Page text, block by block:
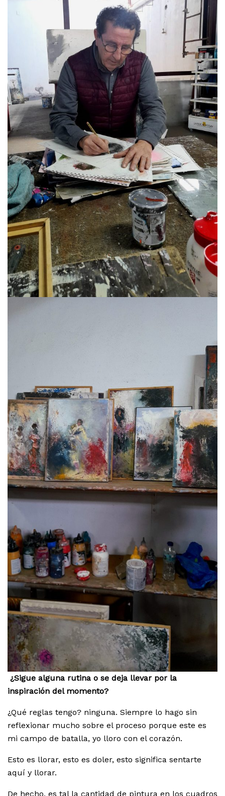
¿Sigue alguna rutina o se deja llevar por la
inspiración del momento?
¿Qué reglas tengo? ninguna. Siempre lo hago sin
reflexionar mucho sobre el proceso porque este es
mi campo de batalla, yo lloro con el corazón.
Esto es llorar, esto es doler, esto significa sentarte
aquí y llorar.
De hecho, es tal la cantidad de pintura en los cuadros